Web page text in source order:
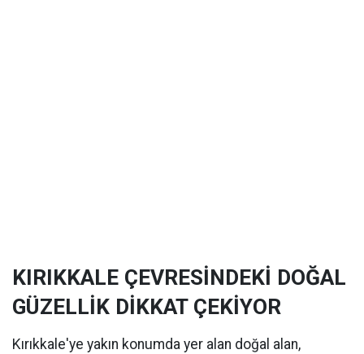
KIRIKKALE ÇEVRESİNDEKİ DOĞAL
GÜZELLİK DİKKAT ÇEKİYOR
Kırıkkale'ye yakın konumda yer alan doğal alan,